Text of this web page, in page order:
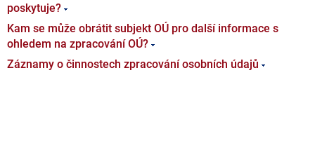
poskytuje?
Kam se může obrátit subjekt OÚ pro další informace s
ohledem na zpracování OÚ?
Záznamy o činnostech zpracování osobních údajů